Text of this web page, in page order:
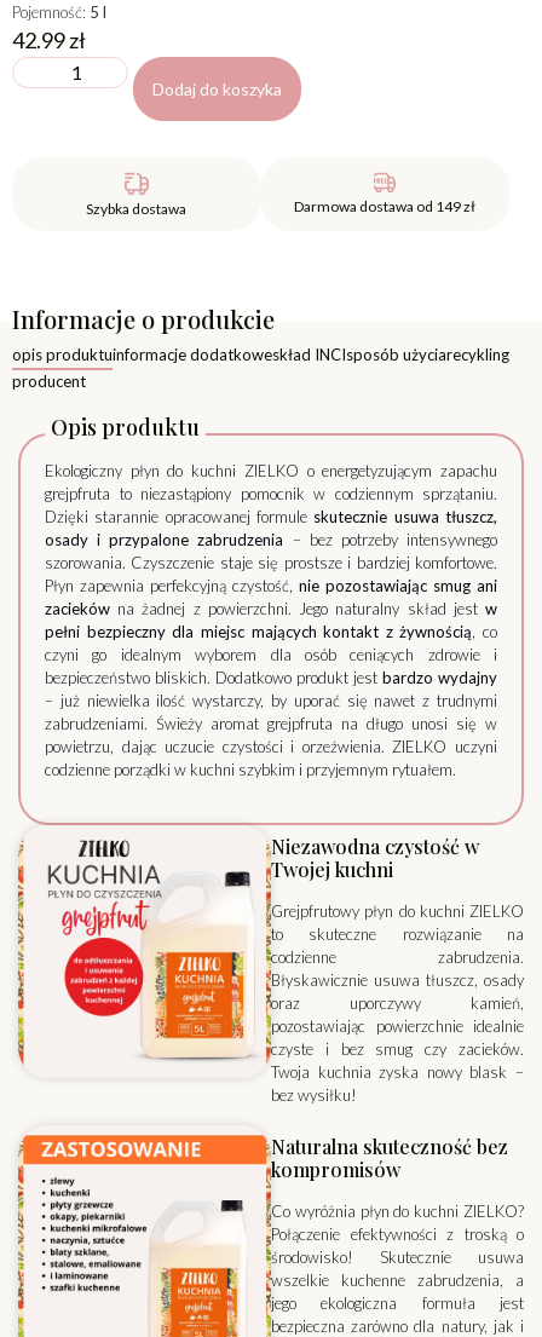
Pojemność: 5 l
42.99zł
Dodaj do koszyka
Szybka dostawa Darmowa dostawa od 149 zł
Informacje o produkcie
opis produktuinformacje dodatkoweskład INCIsposób użyciarecykling
producent
Opis produktu
Ekologiczny płyn do kuchni ZIELKO o energetyzującym zapachu
grejpfruta to niezastąpiony pomocnik w codziennym sprzątaniu.
Dzięki starannie opracowanej formule skutecznie usuwa tłuszcz,
osady i przypalone zabrudzenia – bez potrzeby intensywnego
szorowania. Czyszczenie staje się prostsze i bardziej komfortowe.
Płyn zapewnia perfekcyjną czystość, nie pozostawiając smug ani
zacieków na żadnej z powierzchni. Jego naturalny skład jest w
pełni bezpieczny dla miejsc mających kontakt z żywnością , co
czyni go idealnym wyborem dla osób ceniących zdrowie i
bezpieczeństwo bliskich. Dodatkowo produkt jest bardzo wydajny
– już niewielka ilość wystarczy, by uporać się nawet z trudnymi
zabrudzeniami. Świeży aromat grejpfruta na długo unosi się w
powietrzu, dając uczucie czystości i orzeźwienia. ZIELKO uczyni
codzienne porządki w kuchni szybkim i przyjemnym rytuałem.
Niezawodna czystość w
Twojej kuchni
Grejpfrutowy płyn do kuchni ZIELKO
to skuteczne rozwiązanie na
codzienne zabrudzenia.
Błyskawicznie usuwa tłuszcz, osady
oraz uporczywy kamień,
pozostawiając powierzchnie idealnie
czyste i bez smug czy zacieków.
Twoja kuchnia zyska nowy blask –
bez wysiłku!
Naturalna skuteczność bez
kompromisów
Co wyróżnia płyn do kuchni ZIELKO?
Połączenie efektywności z troską o
środowisko! Skutecznie usuwa
wszelkie kuchenne zabrudzenia, a
jego ekologiczna formuła jest
bezpieczna zarówno dla natury, jak i